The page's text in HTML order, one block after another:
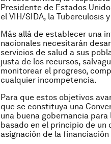
Presidente de Estados
el VIH/SIDA, la Tuberculosis
Más allá de establecer una
nacionales necesitarán
servicios de salud a sus
justa de los recursos,
monitorear el progreso,
cualquier incompetencia.
Para que estos objetivos
que se constituya una
una buena gobernancia
basado en el principio de un
asignación de la